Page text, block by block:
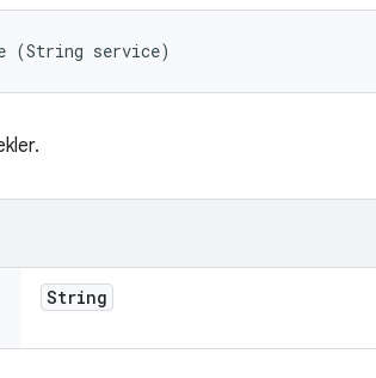
(String service)
String